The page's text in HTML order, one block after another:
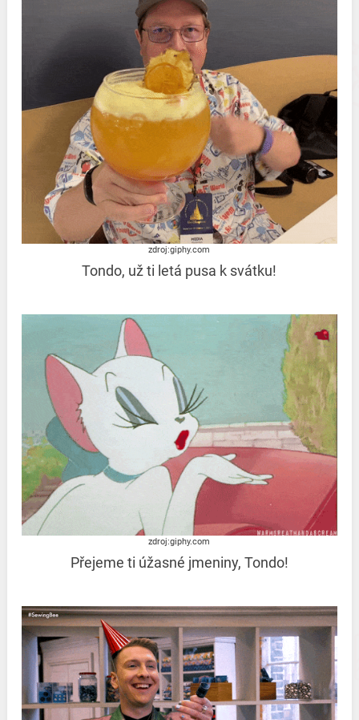
zdroj:giphy.com
Tondo, už ti letá pusa k svátku!
zdroj:giphy.com
Přejeme ti úžasné jmeniny, Tondo!